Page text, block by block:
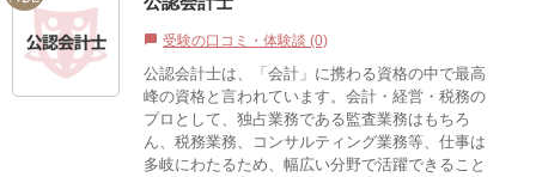
chat_bubble 受験の口コミ・体験談 (0)
公認会計士は、「会計」に携わる資格の中で最高
峰の資格と言われています。会計・経営・税務の
プロとして、独占業務である監査業務はもちろ
ん、税務業務、コンサルティング業務等、仕事は
多岐にわたるため、幅広い分野で活躍できること